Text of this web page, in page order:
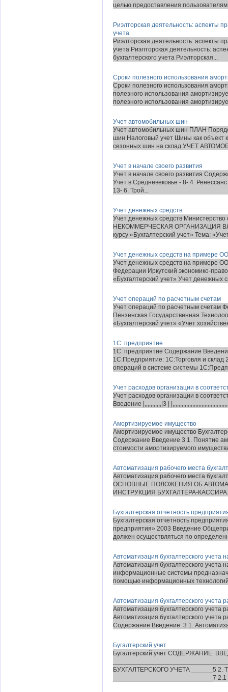
целью предоставления пользователям
Риэлторская деятельность: аспекты
учета
Риэлторская деятельность: аспекты
учета Риэлторская деятельность:
бухгалтерского учета Риэлторская...
Сроки полезного использования
Сроки полезного использования
полезного использования
полезного использования
Учет автомобильных шин
Учет автомобильных шин ПЛАН
шин Налоговый учет Шины как объект
сезонных шин на склад УЧЕТ
Учет в начале своего развития
Учет в начале своего развития
Учет в Средневековье - 8- 4.
13- 6. Трой...
Учет денежных средств
Учет денежных средств
НЕКОММЕРЧЕСКАЯ ОРГАНИЗАЦИЯ
курсу «Бухгалтерский учет» Тема:
Учет денежных средств на примере
Учет денежных средств на примере
Федерации Иркутский экономико-
«Бухгалтерский учет» Учет денежных
Учет операций по расчетным счетам
Учет операций по расчетным счетам
Пензенская Государственная
«Бухгалтерский учет» «Учет
1С: предприятие
1С: предприятие Содержание
1С:Предприятие: 1С:Торговля и склад
операций в системе системы
Учет расходов организации в
Учет расходов организации в
Введение |,,,,,,,,,,,|3 |
Амортизируемое имущество
Амортизируемое имущество
Содержание Введение 3 1. Понятие
стоимости амортизируемого
Автоматизация рабочего места
Автоматизация рабочего места
ОСНОВНЫЕ ПОЛОЖЕНИЯ ОБ
ИНСТРУКЦИЯ БУХГАЛТЕРА-
Бухгалтерская отчетность
Бухгалтерская отчетность
предприятия» 2003 Введение
должен осуществляться по
Автоматизация бухгалтерского учета
Автоматизация бухгалтерского
информационные системы
помощью информационных
Автоматизация бухгалтерского
Автоматизация бухгалтерского
Автоматизация бухгалтерского
Содержание Введение. 3 1.
Бугалтерский учет
Бугалтерский учет СОДЕРЖАНИЕ.
БУХГАЛТЕРСКОГО УЧЕТА ______5
____________________________7